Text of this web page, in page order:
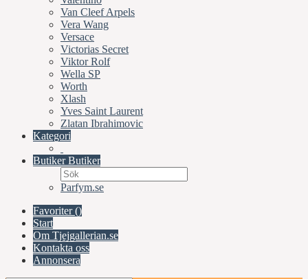
Van Cleef Arpels
Vera Wang
Versace
Victorias Secret
Viktor Rolf
Wella SP
Worth
Xlash
Yves Saint Laurent
Zlatan Ibrahimovic
Kategori
ButikerButiker
Parfym.se
Favoriter ()
Start
Om Tjejgallerian.se
Kontakta oss
Annonsera